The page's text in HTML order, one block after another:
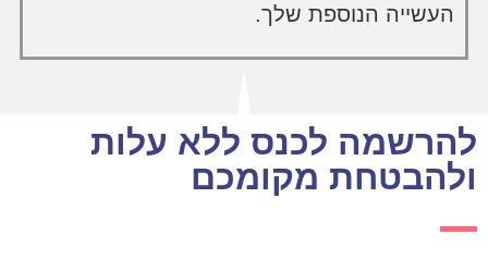
העשייה הנוספת שלך.
להרשמה לכנס ללא עלות
ולהבטחת מקומכם